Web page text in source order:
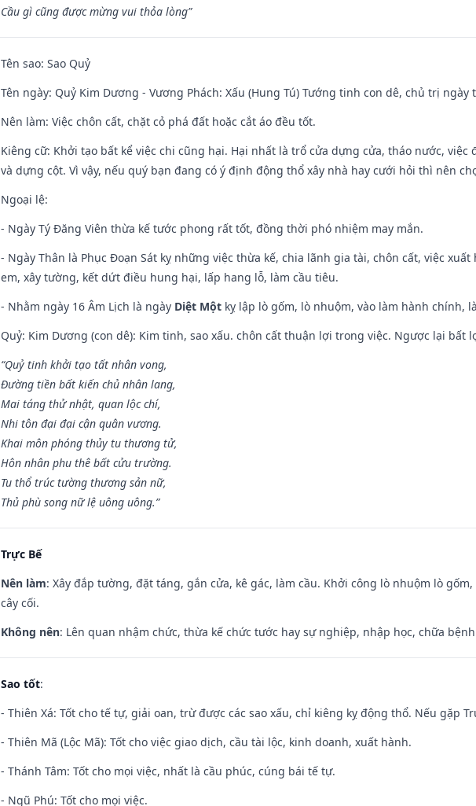
Cầu gì cũng được mừng vui thỏa lòng”
Tên sao: Sao Quỷ
Tên ngày: Quỷ Kim Dương - Vương Phách: Xấu (Hung Tú) Tướng tinh con dê, chủ trị ngày
Nên làm: Việc chôn cất, chặt cỏ phá đất hoặc cắt áo đều tốt.
Kiêng cữ: Khởi tạo bất kể việc chi cũng hại. Hại nhất là trổ cửa dựng cửa, tháo nước,
và dựng cột. Vì vậy, nếu quý bạn đang có ý định động thổ xây nhà hay cưới hỏi thì nên
Ngoại lệ:
- Ngày Tý Đăng Viên thừa kế tước phong rất tốt, đồng thời phó nhiệm may mắn.
- Ngày Thân là Phục Đoạn Sát kỵ những việc thừa kế, chia lãnh gia tài, chôn cất, việc
em, xây tường, kết dứt điều hung hại, lấp hang lỗ, làm cầu tiêu.
- Nhằm ngày 16 Âm Lịch là ngày Diệt Một kỵ lập lò gốm, lò nhuộm, vào làm hành chính,
Quỷ: Kim Dương (con dê): Kim tinh, sao xấu. chôn cất thuận lợi trong việc. Ngược lại bất
“Quỷ tinh khởi tạo tất nhân vong,
Đường tiền bất kiến chủ nhân lang,
Mai táng thử nhật, quan lộc chí,
Nhi tôn đại đại cận quân vương.
Khai môn phóng thủy tu thương tử,
Hôn nhân phu thê bất cửu trường.
Tu thổ trúc tường thương sản nữ,
Thủ phù song nữ lệ uông uông.”
Trực Bế
Nên làm: Xây đắp tường, đặt táng, gắn cửa, kê gác, làm cầu. Khởi công lò nhuộm lò
cây cối.
Không nên: Lên quan nhậm chức, thừa kế chức tước hay sự nghiệp, nhập học, chữa
Sao tốt:
- Thiên Xá: Tốt cho tế tự, giải oan, trừ được các sao xấu, chỉ kiêng kỵ động thổ. Nếu gặp
- Thiên Mã (Lộc Mã): Tốt cho việc giao dịch, cầu tài lộc, kinh doanh, xuất hành.
- Thánh Tâm: Tốt cho mọi việc, nhất là cầu phúc, cúng bái tế tự.
- Ngũ Phú: Tốt cho mọi việc.